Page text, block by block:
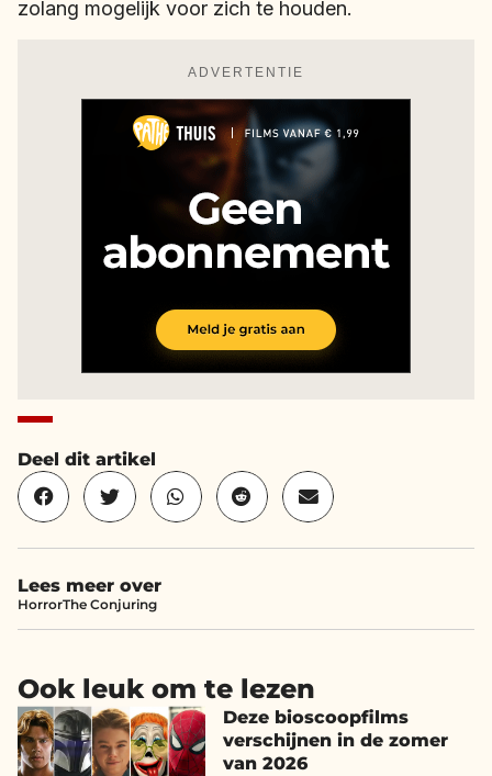
zolang mogelijk voor zich te houden.
ADVERTENTIE
Deel dit artikel
Lees meer over
HorrorThe Conjuring
Ook leuk om te lezen
Deze bioscoopfilms
verschijnen in de zomer
van 2026